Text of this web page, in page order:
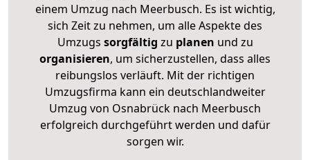
einem Umzug nach Meerbusch. Es ist wichtig,
sich Zeit zu nehmen, um alle Aspekte des
Umzugs sorgfältig zu planen und zu
organisieren, um sicherzustellen, dass alles
reibungslos verläuft. Mit der richtigen
Umzugsfirma kann ein deutschlandweiter
Umzug von Osnabrück nach Meerbusch
erfolgreich durchgeführt werden und dafür
sorgen wir.